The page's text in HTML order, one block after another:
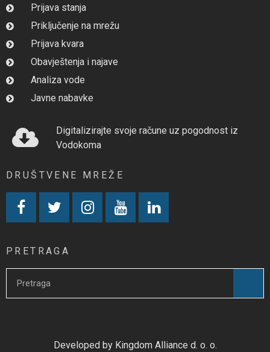
Prijava stanja
Priključenje na mrežu
Prijava kvara
Obavještenja i najave
Analiza vode
Javne nabavke
Digitalizirajte svoje račune uz pogodnost iz
Vodokoma
DRUŠTVENE MREŽE
PRETRAGA
Developed by Kingdom Alliance d. o. o.